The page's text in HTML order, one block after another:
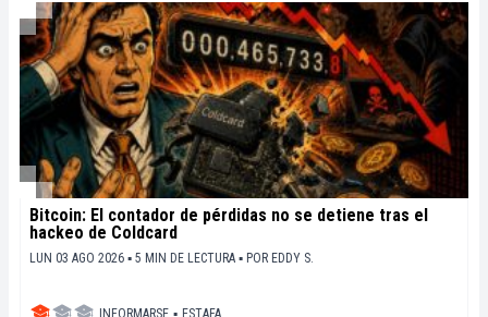
Bitcoin: El contador de pérdidas no se detiene tras el
hackeo de Coldcard
LUN 03 AGO 2026 ▪ 5 MIN DE LECTURA ▪ POR EDDY S.
INFORMARSE ▪ ESTAFA